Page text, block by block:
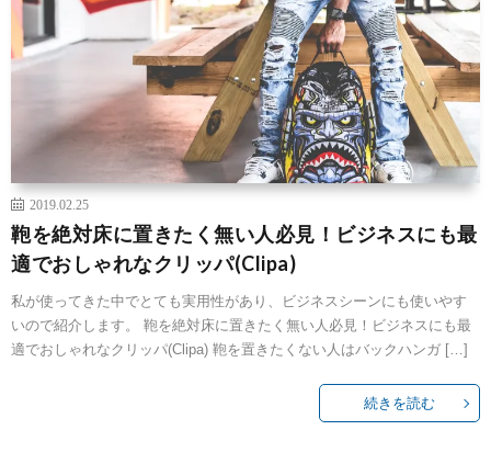
2019.02.25
鞄を絶対床に置きたく無い人必見！ビジネスにも最
適でおしゃれなクリッパ(Clipa)
私が使ってきた中でとても実用性があり、ビジネスシーンにも使いやす
いので紹介します。 鞄を絶対床に置きたく無い人必見！ビジネスにも最
適でおしゃれなクリッパ(Clipa) 鞄を置きたくない人はバックハンガ […]
続きを読む